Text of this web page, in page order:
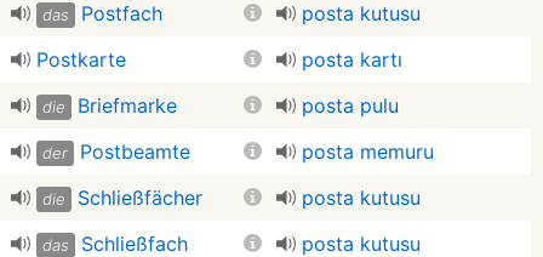
das Postfach
posta kutusu
Postkarte
posta kartı
die Briefmarke posta pulu
der Postbeamte posta memuru
die Schließfächer posta kutusu
das Schließfach posta kutusu